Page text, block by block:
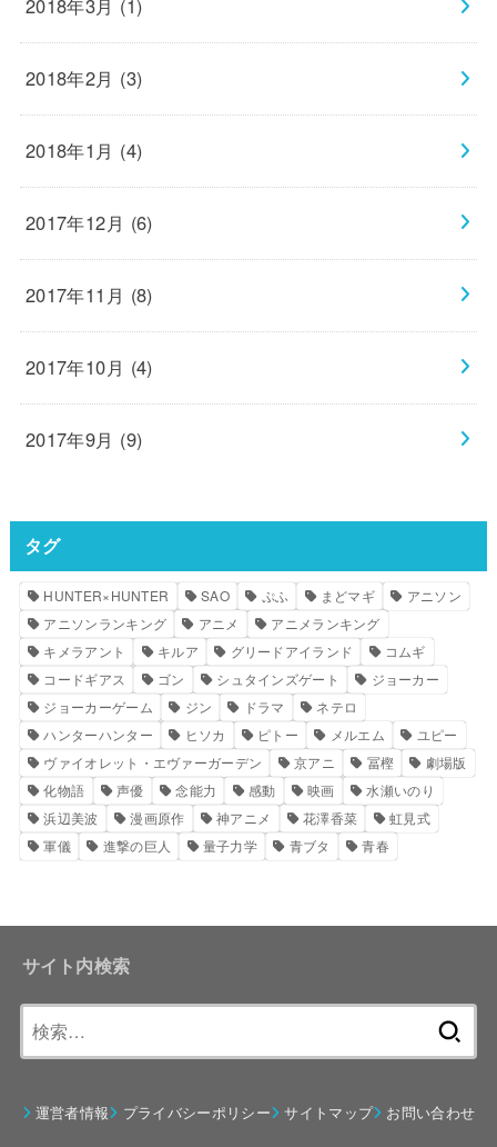
2018年3月 (1)
2018年2月 (3)
2018年1月 (4)
2017年12月 (6)
2017年11月 (8)
2017年10月 (4)
2017年9月 (9)
タグ
HUNTER×HUNTER SAO ぷふ まどマギ
アニソン
アニソンランキング
アニメ
アニメランキング
キメラアント
キルア グリードアイランド
コムギ
コードギアス
ゴン シュタインズゲート
ジョーカー
ジョーカーゲーム
ジン ドラマ
ネテロ
ハンターハンター
ヒソカ ピトー メルエム
ユピー
ヴァイオレット・エヴァーガーデン
京アニ 冨樫
劇場版
化物語
声優 念能力 感動 映画
水瀬いのり
浜辺美波
漫画原作 神アニメ 花澤香菜
虹見式
軍儀
進撃の巨人 量子力学 青ブタ 青春
サイト内検索
運営者情報 プライバシーポリシー サイトマップ
お問い合わせ